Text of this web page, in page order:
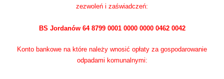
zezwoleń i zaświadczeń:
BS Jordanów 64 8799 0001 0000 0000 0462 0042
Konto bankowe na które należy wnosić opłaty za gospodarowanie
odpadami komunalnymi: